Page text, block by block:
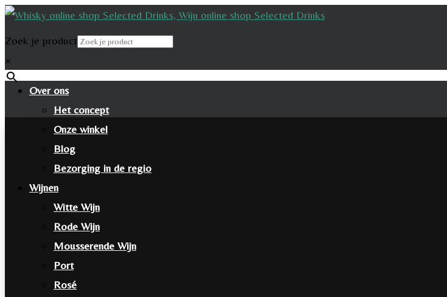
Zoek je product
×
Over ons
Het concept
Onze winkel
Blog
Bezorging in de regio
Wijnen
Witte Wijn
Rode Wijn
Mousserende Wijn
Port
Rosé